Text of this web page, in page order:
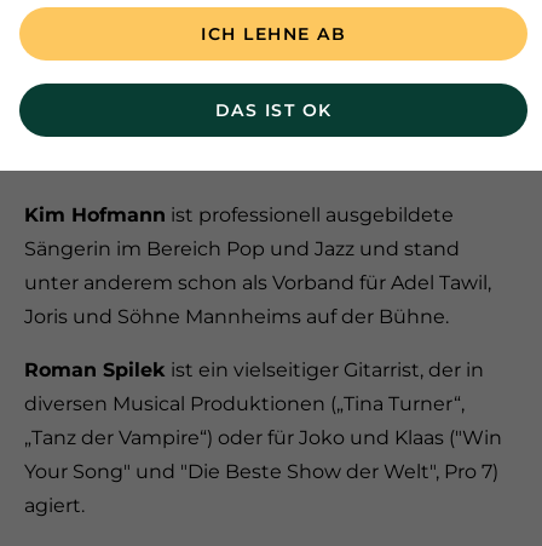
ICH LEHNE AB
DAS IST OK
Schwedenschenke ab 17.00 Uhr möglich.
Stand: November 2025, Änderungen vorbehalten
Kim Hofmann ist professionell ausgebildete
Sängerin im Bereich Pop und Jazz und stand
unter anderem schon als Vorband für Adel Tawil,
Joris und Söhne Mannheims auf der Bühne.
Roman Spilek ist ein vielseitiger Gitarrist, der in
diversen Musical Produktionen („Tina Turner“,
„Tanz der Vampire“) oder für Joko und Klaas ("Win
Your Song" und "Die Beste Show der Welt", Pro 7)
agiert.